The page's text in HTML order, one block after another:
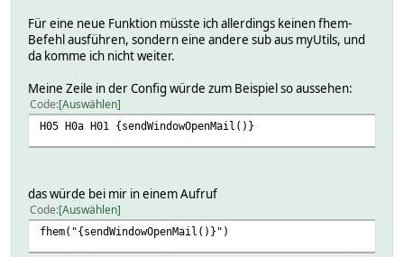
Für eine neue Funktion müsste ich allerdings keinen fhem-
Befehl ausführen, sondern eine andere sub aus myUtils, und
da komme ich nicht weiter.
Meine Zeile in der Config würde zum Beispiel so aussehen:
Code Auswählen
H05 H0a H01 {sendWindowOpenMail()}
das würde bei mir in einem Aufruf
Code Auswählen
fhem("{sendWindowOpenMail()}")